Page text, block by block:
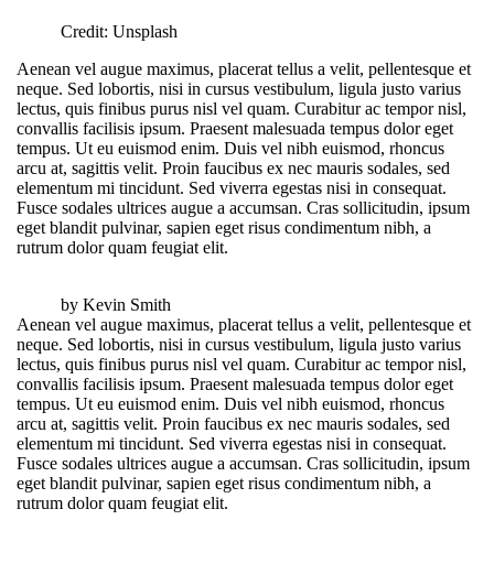
Credit: Unsplash
Aenean vel augue maximus, placerat tellus a velit, pellentesque et
neque. Sed lobortis, nisi in cursus vestibulum, ligula justo varius
lectus, quis finibus purus nisl vel quam. Curabitur ac tempor nisl,
convallis facilisis ipsum. Praesent malesuada tempus dolor eget
tempus. Ut eu euismod enim. Duis vel nibh euismod, rhoncus
arcu at, sagittis velit. Proin faucibus ex nec mauris sodales, sed
elementum mi tincidunt. Sed viverra egestas nisi in consequat.
Fusce sodales ultrices augue a accumsan. Cras sollicitudin, ipsum
eget blandit pulvinar, sapien eget risus condimentum nibh, a
rutrum dolor quam feugiat elit.
by Kevin Smith
Aenean vel augue maximus, placerat tellus a velit, pellentesque et
neque. Sed lobortis, nisi in cursus vestibulum, ligula justo varius
lectus, quis finibus purus nisl vel quam. Curabitur ac tempor nisl,
convallis facilisis ipsum. Praesent malesuada tempus dolor eget
tempus. Ut eu euismod enim. Duis vel nibh euismod, rhoncus
arcu at, sagittis velit. Proin faucibus ex nec mauris sodales, sed
elementum mi tincidunt. Sed viverra egestas nisi in consequat.
Fusce sodales ultrices augue a accumsan. Cras sollicitudin, ipsum
eget blandit pulvinar, sapien eget risus condimentum nibh, a
rutrum dolor quam feugiat elit.